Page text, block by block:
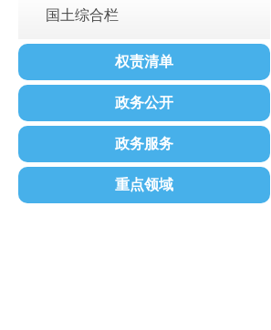
国土综合栏
权责清单
政务公开
政务服务
重点领域